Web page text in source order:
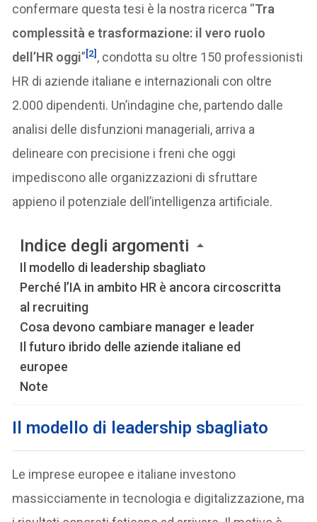
confermare questa tesi è la nostra ricerca “Tra
complessità e trasformazione: il vero ruolo
dell’HR oggi”[2] , condotta su oltre 150 professionisti
HR di aziende italiane e internazionali con oltre
2.000 dipendenti. Un’indagine che, partendo dalle
analisi delle disfunzioni manageriali, arriva a
delineare con precisione i freni che oggi
impediscono alle organizzazioni di sfruttare
appieno il potenziale dell’intelligenza artificiale.
Indice degli argomenti
Il modello di leadership sbagliato
Perché l’IA in ambito HR è ancora circoscritta
al recruiting
Cosa devono cambiare manager e leader
Il futuro ibrido delle aziende italiane ed
europee
Note
Il modello di leadership sbagliato
Le imprese europee e italiane investono
massicciamente in tecnologia e digitalizzazione, ma